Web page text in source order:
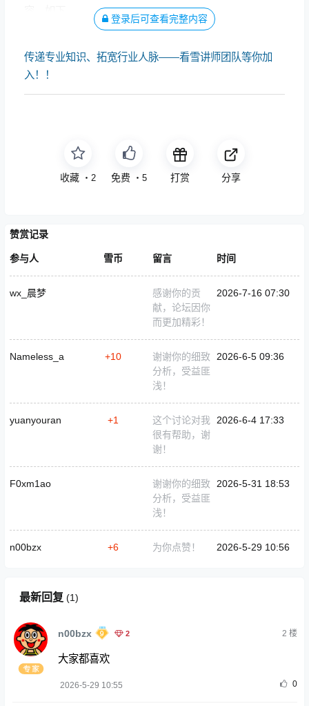
登录后可查看完整内容
传递专业知识、拓宽行业人脉——看雪讲师团队等你加
入！！
收藏 ・ 2 免费 ・ 5 打赏 分享
赞赏记录
参与人 雪币 留言 时间
wx_晨梦
感谢你的贡
献，论坛因你
而更加精彩！
2026-7-16 07:30
Nameless_a +10
谢谢你的细致
分析，受益匪
浅！
2026-6-5 09:36
yuanyouran +1
这个讨论对我
很有帮助，谢
谢！
2026-6-4 17:33
F0xm1ao
谢谢你的细致
分析，受益匪
浅！
2026-5-31 18:53
n00bzx +6 为你点赞！ 2026-5-29 10:56
最新回复 (1)
n00bzx 2 2 楼
大家都喜欢
2026-5-29 10:55 0